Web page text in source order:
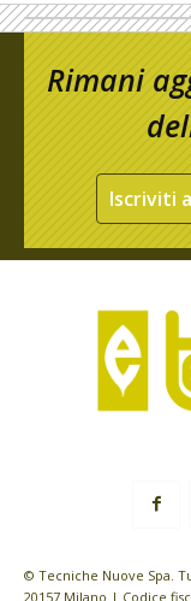
Rimani
Iscriviti
© Tecniche Nuove Spa.
20157 Milano | Codice